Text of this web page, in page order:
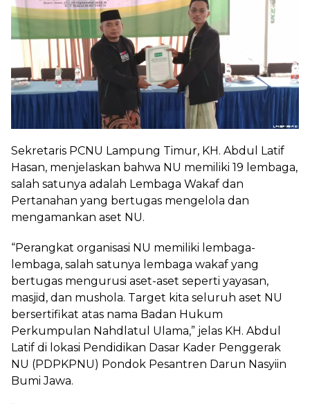
Sekretaris PCNU Lampung Timur, KH. Abdul Latif
Hasan, menjelaskan bahwa NU memiliki 19 lembaga,
salah satunya adalah Lembaga Wakaf dan
Pertanahan yang bertugas mengelola dan
mengamankan aset NU.
“Perangkat organisasi NU memiliki lembaga-
lembaga, salah satunya lembaga wakaf yang
bertugas mengurusi aset-aset seperti yayasan,
masjid, dan mushola. Target kita seluruh aset NU
bersertifikat atas nama Badan Hukum
Perkumpulan Nahdlatul Ulama,” jelas KH. Abdul
Latif di lokasi Pendidikan Dasar Kader Penggerak
NU (PDPKPNU) Pondok Pesantren Darun Nasyiin
Bumi Jawa.